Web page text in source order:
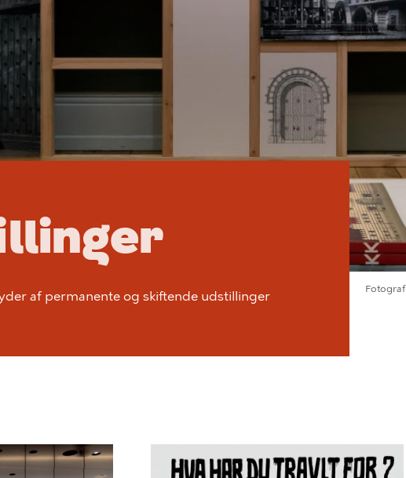
af permanente og skiftende udstillinger Fotograf